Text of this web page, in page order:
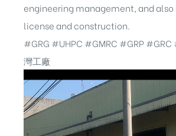
engineering management, and
license and construction.
#GRG #UHPC #GMRC #GRP#GRC
灣工廠